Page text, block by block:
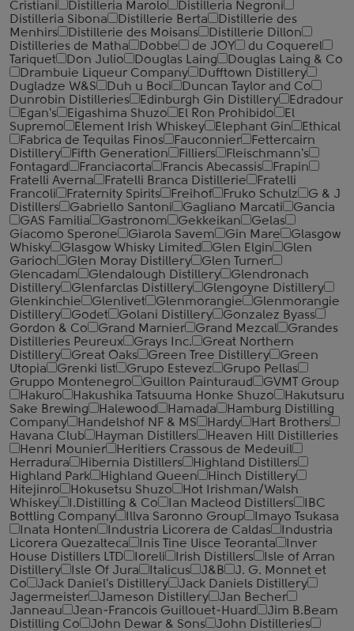
Cristiani
Distilleria Marolo
Distilleria Negroni
Distilleria Sibona
Distillerie Berta
Distillerie des
Menhirs
Distillerie des Moisans
Distillerie Dillon
Distilleries de Matha
Dobbe de JOY
du Coquerel
Tariquet
Don Julio Douglas Laing
Douglas Laing & Co
Drambuie Liqueur Company
Dufftown Distillery
Dugladze W&S
Duh u Boci
Duncan Taylor and Co
Dunrobin Distilleries
Edinburgh Gin Distillery
Edradour
Egan's
Eigashima Shuzo El Ron Prohibido
El
Supremo
Element Irish Whiskey Elephant Gin
Ethical
Fabrica de Tequilas Finos
Fauconnier
Fettercairn
Distillery
Fifth Generation Filliers
Fleischmann's
Fontagard
Franciacorta Francis Abecassis
Frapin
Fratelli Averna
Fratelli Branca Distillerie
Fratelli
‎Francoli
Fraternity Spirits Freihof Fruko Schulz
G & J
Distillers
Gabriello Santoni Gagliano Marcati
Gancia
GAS Familia
Gastronom Gekkeikan
Gelas
Giacomo Sperone
Giarola Savem Gin Mare
Glasgow
Whisky
Glasgow Whisky Limited Glen Elgin
Glen
Garioch
Glen Moray Distillery
Glen Turner
Glencadam
Glendalough Distillery
Glendronach
Distillery
Glenfarclas Distillery
Glengoyne Distillery
Glenkinchie
Glenlivet Glenmorangie
Glenmorangie
Distillery
Godet Golani Distillery
Gonzalez Byass
Gordon & Co
Grand Marnier Grand Mezcal
Grandes
Distilleries Peureux
Grays Inc.
Great Northern
Distillery
Great Oaks Green Tree Distillery
Green
Utopia
Grenki list Grupo Estevez
Grupo Pellas
Gruppo Montenegro
Guillon Painturaud
GVMT Group
Hakuro
Hakushika Tatsuuma Honke Shuzo
Hakutsuru
Sake Brewing
Halewood Hamada
Hamburg Distilling
Company
Handelshof NF & MS Hardy
Hart Brothers
Havana Club
Hayman Distillers
Heaven Hill Distilleries
Henri Mounier
Heritiers Crassous de Medeuil
Herradura
Hibernia Distillers
Highland Distillers
Highland Park
Highland Queen
Hinch Distillery
Hitejinro
Hokusetsu Shuzo
Hot Irishman/Walsh
Whiskey
I.Distilling & Co Ian Macleod Distillers
IBC
Bottling Company
Illva Saronno Group
Imayo Tsukasa
Inata Honten
Industria Licorera de Caldas
Industria
Licorera Quezalteca
Inis Tine Uisce Teoranta
Inver
House Distillers LTD
Ioreli Irish Distillers
Isle of Arran
Distillery
Isle Of Jura Italicus J&B
J. G. Monnet et
Co
Jack Daniel's Distillery
Jack Daniels Distillery
Jagermeister
Jameson Distillery
Jan Becher
Janneau
Jean-Francois Guillouet-Huard
Jim B.Beam
Distilling Co
John Dewar & Sons
John Distilleries